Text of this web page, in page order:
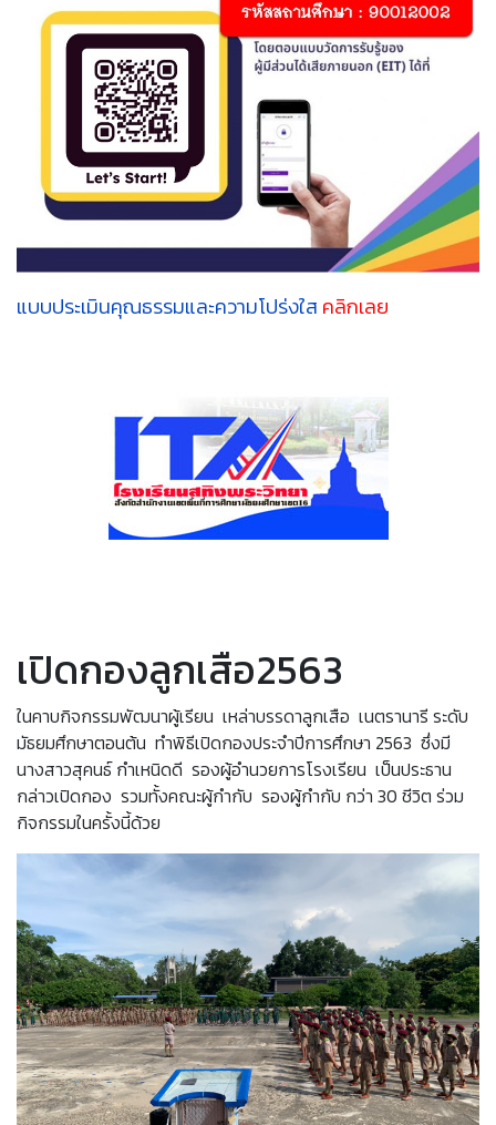
แบบประเมินคุณธรรมและความโปร่งใส คลิกเลย
เปิดกองลูกเสือ2563
ในคาบกิจกรรมพัฒนาผู้เรียน เหล่าบรรดาลูกเสือ เนตรานารี ระดับ
มัธยมศึกษาตอนต้น ทำพิธีเปิดกองประจำปีการศึกษา 2563 ซึ่งมี
นางสาวสุคนธ์ กำเหนิดดี รองผู้อำนวยการโรงเรียน เป็นประธาน
กล่าวเปิดกอง รวมทั้งคณะผู้กำกับ รองผู้กำกับ กว่า 30 ชีวิต ร่วม
กิจกรรมในครั้งนี้ด้วย